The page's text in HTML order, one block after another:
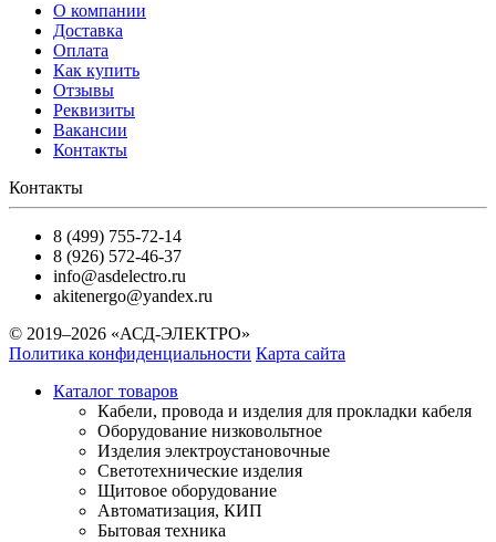
О компании
Доставка
Оплата
Как купить
Отзывы
Реквизиты
Вакансии
Контакты
Контакты
8 (499) 755-72-14
8 (926) 572-46-37
info@asdelectro.ru
akitenergo@yandex.ru
© 2019–2026 «АСД-ЭЛЕКТРО»
Политика конфиденциальности Карта сайта
Каталог товаров
Кабели, провода и изделия для прокладки кабеля
Оборудование низковольтное
Изделия электроустановочные
Светотехнические изделия
Щитовое оборудование
Автоматизация, КИП
Бытовая техника